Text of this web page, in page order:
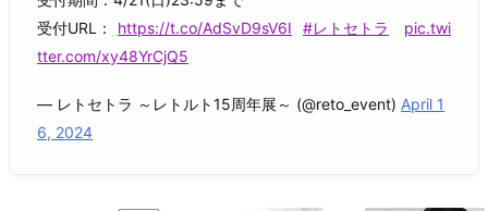
受付URL：
https://t.co/AdSvD9sV6I #レトセトラ
pic.twi
tter.com/xy48YrCjQ5
— レトセトラ ～レトルト15周年展～ (@reto_event) April 1
6, 2024